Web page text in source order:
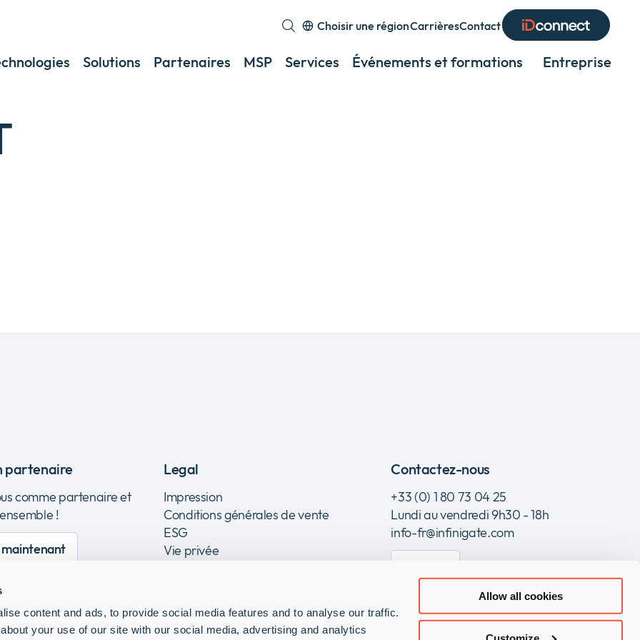
content and ads, to provide social media features and to analyse our traffic.
your use of our site with our social media, advertising and analytics
Allow all cookies
Solutions Partenaires MSP Services Événements et formations Entreprise
Choisir une région
Expand
or
CarrièresContact
partenaire
comme partenaire et
!
Legal
Impression
Conditions générales de vente
ESG
Vie privée
Contactez-nous
+33 (0) 1 80 73 04 25
Lundi au vendredi 9h30 - 18h
info-fr@infinigate.com